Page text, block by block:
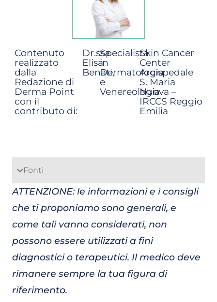
Contenuto
realizzato
dalla
Redazione di
Derma Point
con il
contributo di:
Dr.ssa
Elisa
Benati,
Specialista
in
Dermatologia
e
Venereologia
Skin Cancer
Center
Arcispedale
S. Maria
Nuova –
IRCCS Reggio
Emilia
Fonti
ATTENZIONE: le informazioni e i consigli
che ti proponiamo sono generali, e
come tali vanno considerati, non
possono essere utilizzati a fini
diagnostici o terapeutici. Il medico deve
rimanere sempre la tua figura di
riferimento.